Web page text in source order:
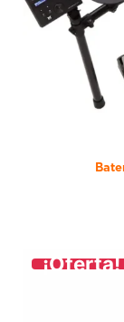
¡Oferta!